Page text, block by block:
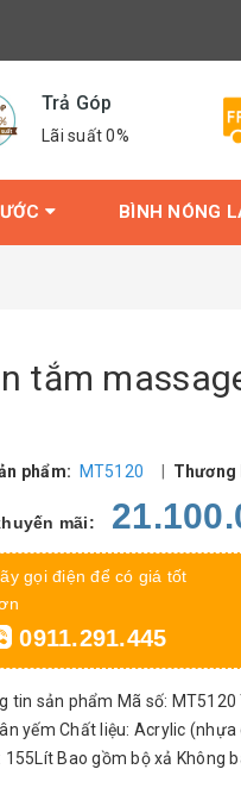
Trả Góp
Lãi suất 0%
BÌNH NÓNG
tắm
phẩm: MT5120 Thương
mãi:
gọi điện để có giá tốt
0911.291.445
tin sản phẩm Mã số:
yếm Chất liệu: Acrylic
155Lít Bao gồm bộ xả Không